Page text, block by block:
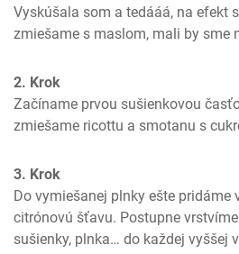
Vyskúšala som a tedááá, na efekt
zmiešame s maslom, mali by sme
2. Krok
Začíname prvou sušienkovou
zmiešame ricottu a smotanu s
3. Krok
Do vymiešanej plnky ešte pridáme
citrónovú šťavu. Postupne
sušienky, plnka… do každej vyššej